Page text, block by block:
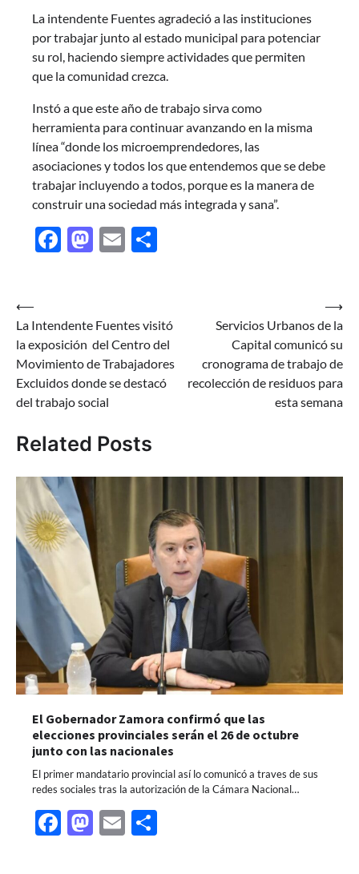
La intendente Fuentes agradeció a las instituciones
por trabajar junto al estado municipal para potenciar
su rol, haciendo siempre actividades que permiten
que la comunidad crezca.
Instó a que este año de trabajo sirva como
herramienta para continuar avanzando en la misma
línea “donde los microemprendedores, las
asociaciones y todos los que entendemos que se debe
trabajar incluyendo a todos, porque es la manera de
construir una sociedad más integrada y sana”.
Facebook
Mastodon
Email
Navegación
de
entradas
⟵
La Intendente Fuentes visitó
la exposición del Centro del
Movimiento de Trabajadores
Excluidos donde se destacó
del trabajo social
Servicios Urbanos de la
Capital comunicó su
cronograma de trabajo de
recolección de residuos para
esta semana
⟶
Related Posts
El Gobernador Zamora confirmó que las
elecciones provinciales serán el 26 de octubre
junto con las nacionales
El primer mandatario provincial así lo comunicó a traves de sus
redes sociales tras la autorización de la Cámara Nacional…
Facebook
Mastodon
Email